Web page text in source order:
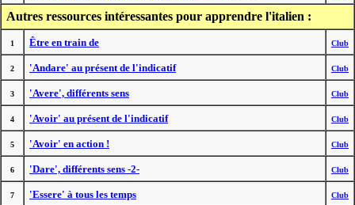
Autres ressources intéressantes pour apprendre l'italien :
1 Être en train de Club
2 'Andare' au présent de l'indicatif Club
3 'Avere', différents sens Club
4 'Avoir' au présent de l'indicatif Club
5 'Avoir' en action ! Club
6 'Dare', différents sens -2- Club
7 'Essere' à tous les temps Club